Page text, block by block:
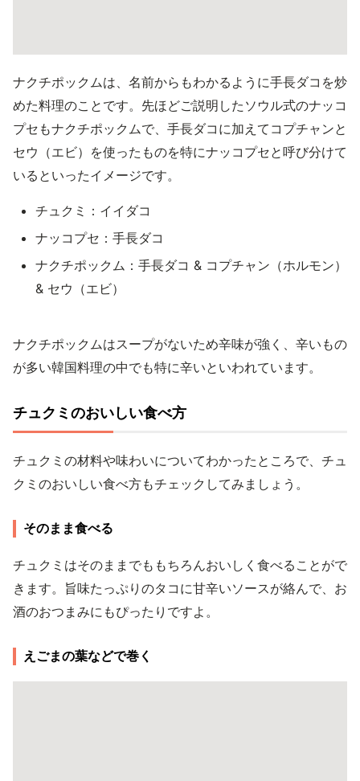
ナクチポックムは、名前からもわかるように手長ダコを炒
めた料理のことです。先ほどご説明したソウル式のナッコ
プセもナクチポックムで、手長ダコに加えてコプチャンと
セウ（エビ）を使ったものを特にナッコプセと呼び分けて
いるといったイメージです。
チュクミ：イイダコ
ナッコプセ：手長ダコ
ナクチポックム：手長ダコ & コプチャン（ホルモン）
& セウ（エビ）
ナクチポックムはスープがないため辛味が強く、辛いもの
が多い韓国料理の中でも特に辛いといわれています。
チュクミのおいしい食べ方
チュクミの材料や味わいについてわかったところで、チュ
クミのおいしい食べ方もチェックしてみましょう。
そのまま食べる
チュクミはそのままでももちろんおいしく食べることがで
きます。旨味たっぷりのタコに甘辛いソースが絡んで、お
酒のおつまみにもぴったりですよ。
えごまの葉などで巻く